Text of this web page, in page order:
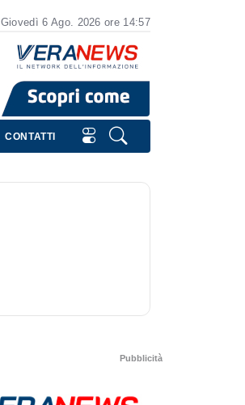
Giovedì 6 Ago. 2026 ore 14:57
CONTATTI
Pubblicità